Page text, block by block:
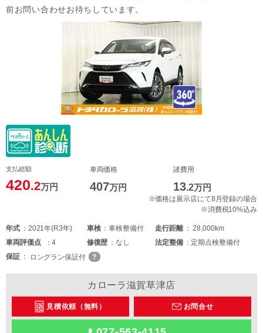
前お問い合わせお待ちしています。
支払総額
420.2万円
車両価格
407万円
諸費用
13.2万円
※価格は展示店にて8月登録の場合
※消費税10%込み
年式 2021年(R3年) 車検 車検整備付 走行距離
28,000km
車両評価点 4 修復歴 なし 法定整備
定期点検整備付
保証
ロングラン保証付
カローラ滋賀草津店
見積依頼（無料） お問合せ